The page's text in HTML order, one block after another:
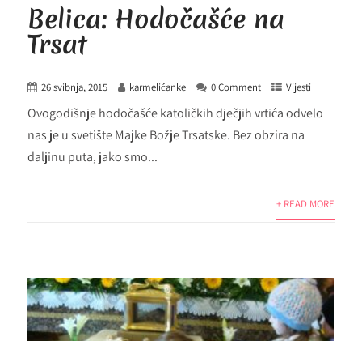
Belica: Hodočašće na
Trsat
26 svibnja, 2015 karmelićanke 0 Comment Vijesti
Ovogodišnje hodočašće katoličkih dječjih vrtića odvelo
nas je u svetište Majke Božje Trsatske. Bez obzira na
daljinu puta, jako smo...
+ READ MORE